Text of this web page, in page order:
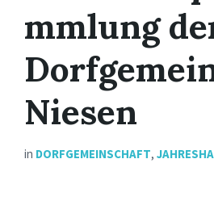
mmlung
Niesen
in DORFGEMEINSCHAFT,